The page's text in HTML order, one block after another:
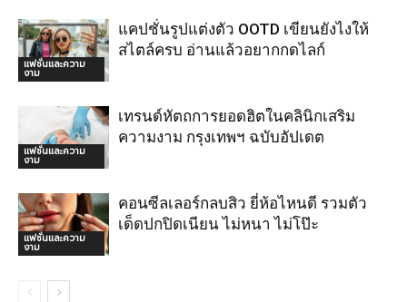
แฟชั่นและความ
งาม
แคปชั่นรูปแต่งตัว OOTD เขียนยังไงให้
สไตล์ครบ อ่านแล้วอยากกดไลก์
แฟชั่นและความ
งาม
เทรนด์หัตถการยอดฮิตในคลินิกเสริม
ความงาม กรุงเทพฯ ฉบับอัปเดต
แฟชั่นและความ
งาม
คอนซีลเลอร์กลบสิว ยี่ห้อไหนดี รวมตัว
เด็ดปกปิดเนียน ไม่หนา ไม่โป๊ะ